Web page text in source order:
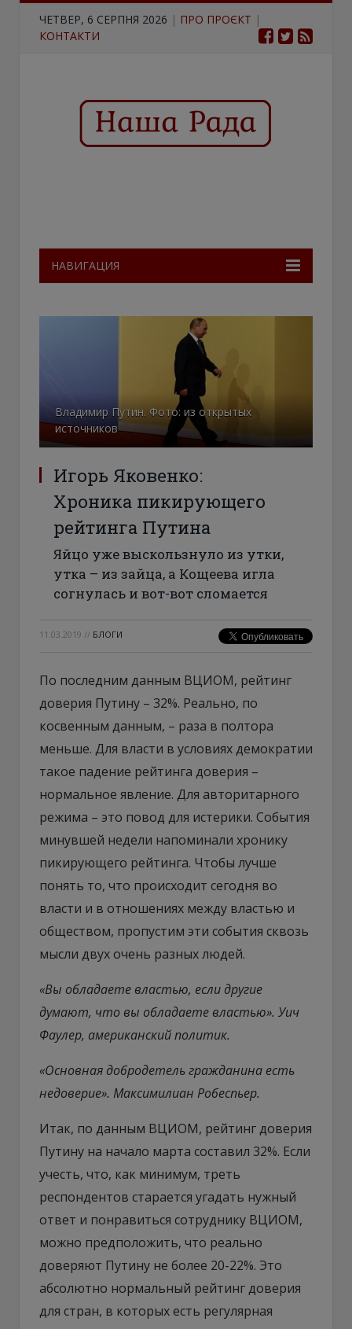
ЧЕТВЕР, 6 СЕРПНЯ 2026 | ПРО ПРОЄКТ |
КОНТАКТИ
НАВИГАЦИЯ
Владимир Путин. Фото: из открытых
источников
Игорь Яковенко:
Хроника пикирующего
рейтинга Путина
Яйцо уже выскользнуло из утки,
утка – из зайца, а Кощеева игла
согнулась и вот-вот сломается
11.03.2019 // БЛОГИ
По последним данным ВЦИОМ, рейтинг
доверия Путину – 32%. Реально, по
косвенным данным, – раза в полтора
меньше. Для власти в условиях демократии
такое падение рейтинга доверия –
нормальное явление. Для авторитарного
режима – это повод для истерики. События
минувшей недели напоминали хронику
пикирующего рейтинга. Чтобы лучше
понять то, что происходит сегодня во
власти и в отношениях между властью и
обществом, пропустим эти события сквозь
мысли двух очень разных людей.
«Вы обладаете властью, если другие
думают, что вы обладаете властью». Уич
Фаулер, американский политик.
«Основная добродетель гражданина есть
недоверие». Максимилиан Робеспьер.
Итак, по данным ВЦИОМ, рейтинг доверия
Путину на начало марта составил 32%. Если
учесть, что, как минимум, треть
респондентов старается угадать нужный
ответ и понравиться сотруднику ВЦИОМ,
можно предположить, что реально
доверяют Путину не более 20-22%. Это
абсолютно нормальный рейтинг доверия
для стран, в которых есть регулярная